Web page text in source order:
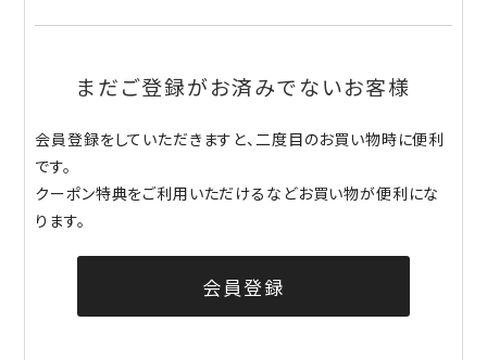
まだご登録がお済みでないお客様
会員登録をしていただきますと、二度目のお買い物時に便利
です。
クーポン特典をご利用いただけるなどお買い物が便利にな
ります。
会員登録